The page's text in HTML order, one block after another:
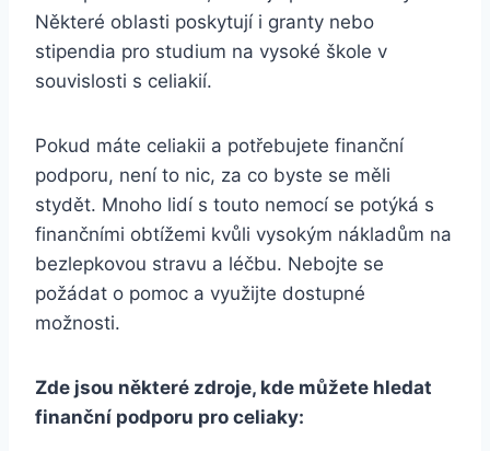
Některé oblasti poskytují i granty nebo
stipendia pro studium na vysoké škole v
souvislosti s celiakií.
Pokud máte celiakii a potřebujete finanční
podporu, není to nic, za co byste se měli
stydět. Mnoho lidí s touto nemocí se potýká s
finančními obtížemi kvůli vysokým nákladům na
bezlepkovou stravu a léčbu. Nebojte se
požádat o pomoc a využijte dostupné
možnosti.
Zde jsou některé zdroje, kde můžete hledat
finanční podporu pro celiaky: